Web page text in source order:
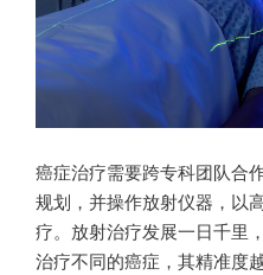
癌症治疗需要跨专科团队合
规划，并操作放射仪器，以
疗。放射治疗发展一日千里
治疗不同的癌症，其精准度